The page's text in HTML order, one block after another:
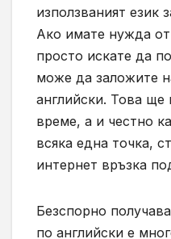
използваният език
Ако имате нужда
просто искате да
може да заложите
английски. Това ще
време, а и честно
всяка една точка,
интернет връзка
Безспорно
по английски е